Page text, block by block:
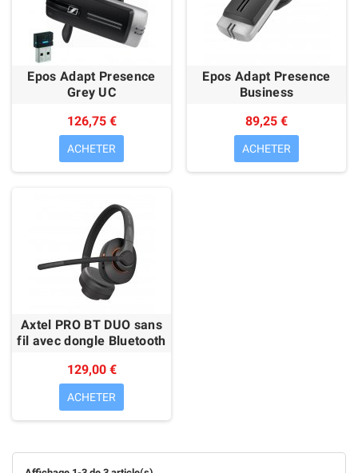
Epos Adapt Presence
Grey UC
126,75 €
ACHETER
Epos Adapt Presence
Business
89,25 €
ACHETER
Axtel PRO BT DUO sans
fil avec dongle Bluetooth
129,00 €
ACHETER